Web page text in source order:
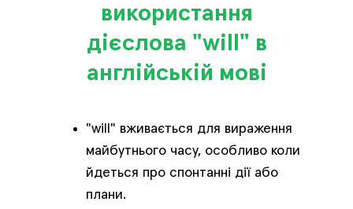
використання
дієслова "will" в
англійській мові
"will" вживається для вираження
майбутнього часу, особливо коли
йдеться про спонтанні дії або
плани.